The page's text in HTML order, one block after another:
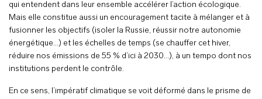
qui entendent dans leur ensemble accélérer l’action écologique.
Mais elle constitue aussi un encouragement tacite à mélanger et à
fusionner les objectifs (isoler la Russie, réussir notre autonomie
énergétique…) et les échelles de temps (se chauffer cet hiver,
réduire nos émissions de 55 % d’ici à 2030…), à un tempo dont nos
institutions perdent le contrôle.
En ce sens, l’impératif climatique se voit déformé dans le prisme de